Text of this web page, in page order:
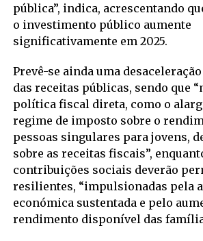
pública”, indica, acrescentando
o investimento público aumente
significativamente em 2025.
Prevê-se ainda uma
das receitas públicas, sendo que
política fiscal direta, como o
regime de imposto sobre o
pessoas singulares para jovens,
sobre as receitas fiscais”,
contribuições sociais deverão
resilientes, “impulsionadas pela
económica sustentada e pelo
rendimento disponível das